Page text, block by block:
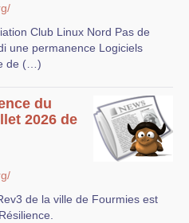
Club Linux Nord Pas de
une permanence Logiciels
de (…)
du
2026 de
de la ville de Fourmies est